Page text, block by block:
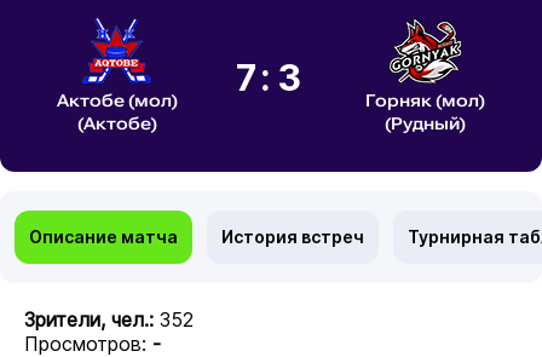
Актобе (мол)
(Актобе)
7:3
Горняк (мол)
(Рудный)
Описание матча История встреч Турнирная
Зрители, чел.: 352
Просмотров: -